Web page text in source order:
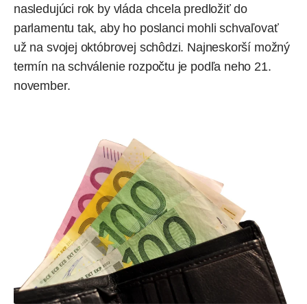
nasledujúci rok by vláda chcela predložiť do
parlamentu tak, aby ho poslanci mohli schvaľovať
už na svojej októbrovej schôdzi. Najneskorší možný
termín na schválenie rozpočtu je podľa neho 21.
november.